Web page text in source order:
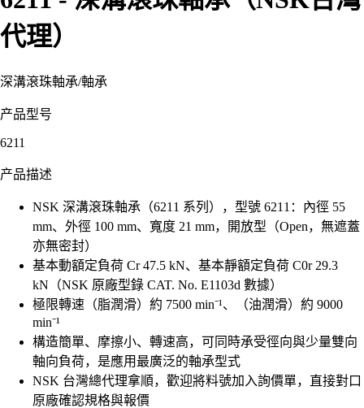
代理）
深溝滾珠軸承/軸承
产品型号
6211
产品描述
NSK 深溝滾珠軸承（6211 系列），型號 6211：內徑 55
mm、外徑 100 mm、寬度 21 mm，開放型（Open，無遮蓋
亦無密封）
基本動額定負荷 Cr 47.5 kN、基本靜額定負荷 C0r 29.3
kN（NSK 原廠型錄 CAT. No. E1103d 數據）
極限轉速（脂潤滑）約 7500 min⁻¹、（油潤滑）約 9000
min⁻¹
構造簡單、摩擦小、轉速高，可同時承受徑向與少量雙向
軸向負荷，是應用最廣泛的軸承型式
NSK 台灣總代理拿順，歡迎將料號加入詢價單，直接對口
原廠確認規格與報價